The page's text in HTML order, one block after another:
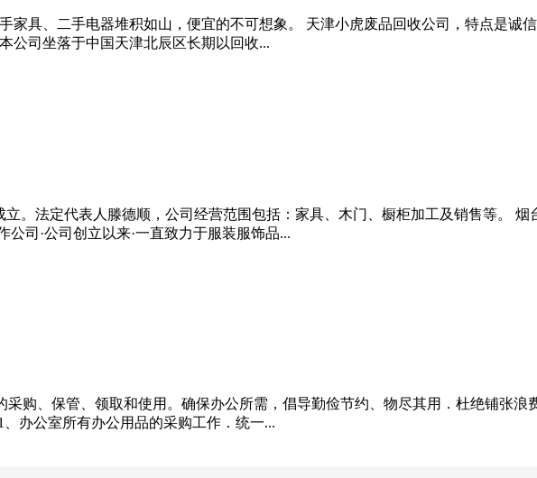
家具、二手电器堆积如山，便宜的不可想象。 天津小虎废品回收公司，特点是诚
公司坐落于中国天津北辰区长期以回收...
立。法定代表人滕德顺，公司经营范围包括：家具、木门、橱柜加工及销售等。
司·公司创立以来·一直致力于服装服饰品...
采购、保管、领取和使用。确保办公所需，倡导勤俭节约、物尽其用．杜绝铺张
办公室所有办公用品的采购工作．统一...